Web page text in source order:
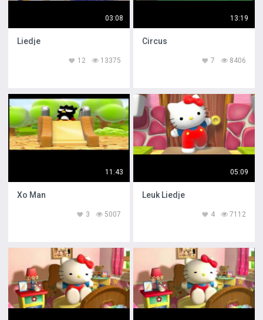
03:08
Liedje
13375
12
13:19
Circus
8406
7
11:43
Xo Man
5007
3
05:09
Leuk Liedje
7112
4